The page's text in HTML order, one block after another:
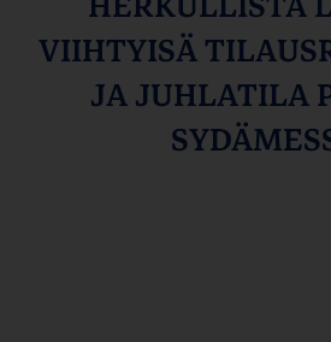
VIIHTYISÄ
JA JUHLATILA